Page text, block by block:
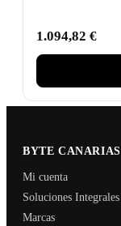
1.094,82 €
BYTE CANARIAS
Mi cuenta
Soluciones Integrales
Marcas